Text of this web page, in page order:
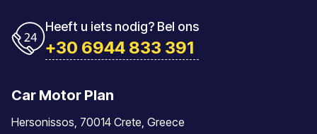
Heeft u iets nodig? Bel ons
+30 6944 833 391
Car Motor Plan
Hersonissos, 70014 Crete, Greece